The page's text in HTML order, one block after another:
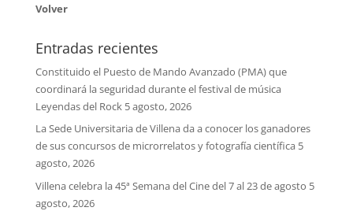
Volver
Entradas recientes
Constituido el Puesto de Mando Avanzado (PMA) que
coordinará la seguridad durante el festival de música
Leyendas del Rock 5 agosto, 2026
La Sede Universitaria de Villena da a conocer los ganadores
de sus concursos de microrrelatos y fotografía científica 5
agosto, 2026
Villena celebra la 45ª Semana del Cine del 7 al 23 de agosto 5
agosto, 2026